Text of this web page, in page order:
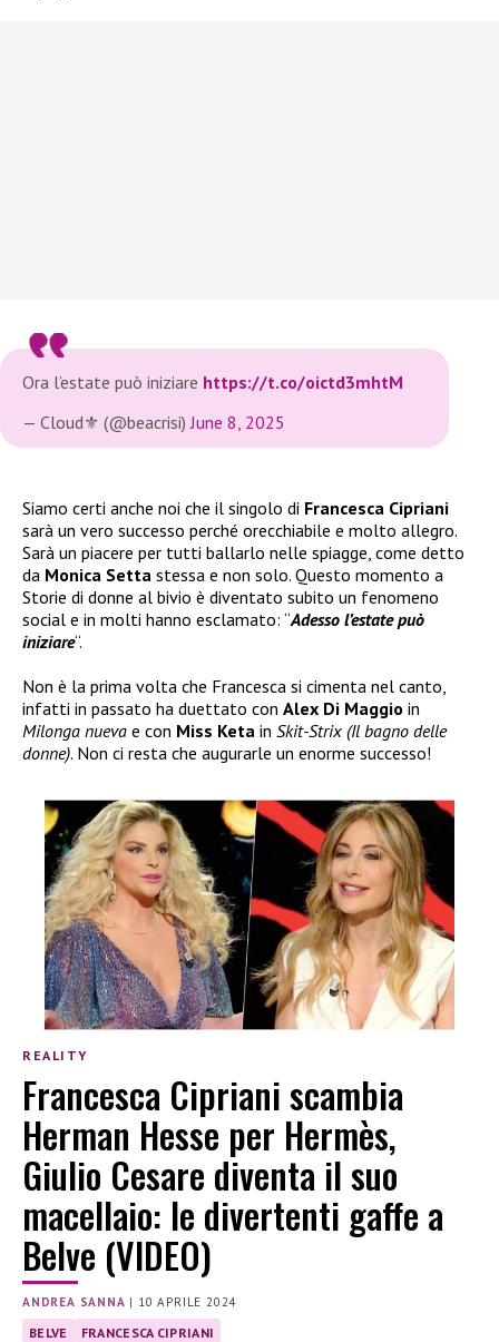
Ora l’estate può iniziare https://t.co/oictd3mhtM
— Cloud⚜️ (@beacrisi) June 8, 2025
Siamo certi anche noi che il singolo di Francesca Cipriani
sarà un vero successo perché orecchiabile e molto allegro.
Sarà un piacere per tutti ballarlo nelle spiagge, come detto
da Monica Setta stessa e non solo. Questo momento a
Storie di donne al bivio è diventato subito un fenomeno
social e in molti hanno esclamato: “Adesso l’estate può
iniziare“.
Non è la prima volta che Francesca si cimenta nel canto,
infatti in passato ha duettato con Alex Di Maggio in
Milonga nueva e con Miss Keta in Skit-Strix (Il bagno delle
donne). Non ci resta che augurarle un enorme successo!
REALITY
Francesca Cipriani scambia
Herman Hesse per Hermès,
Giulio Cesare diventa il suo
macellaio: le divertenti gaffe a
Belve (VIDEO)
ANDREA SANNA | 10 APRILE 2024
BELVE FRANCESCA CIPRIANI